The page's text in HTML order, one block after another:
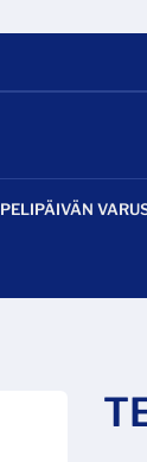
PELIPÄIVÄN